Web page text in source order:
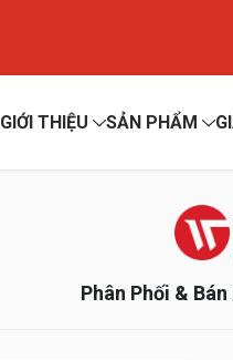
GIỚI THIỆU SẢN PHẨM
Phân Phối &